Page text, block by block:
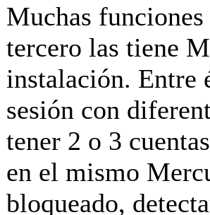
Muchas
tercero las tiene
instalación. Entre
sesión con
tener 2 o 3
en el mismo
bloqueado,